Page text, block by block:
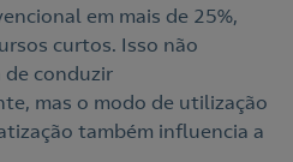
em mais de 25%,
curtos. Isso não
conduzir
mas o modo de utilização
também influencia a